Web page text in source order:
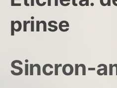
prinse
Sincron-